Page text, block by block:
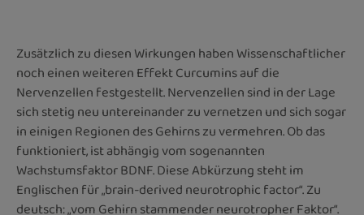
Zusätzlich zu diesen Wirkungen haben Wissenschaftlicher
noch einen weiteren Effekt Curcumins auf die
Nervenzellen festgestellt. Nervenzellen sind in der Lage
sich stetig neu untereinander zu vernetzen und sich sogar
in einigen Regionen des Gehirns zu vermehren. Ob das
funktioniert, ist abhängig vom sogenannten
Wachstumsfaktor BDNF. Diese Abkürzung steht im
Englischen für „brain-derived neurotrophic factor“. Zu
deutsch: „vom Gehirn stammender neurotropher Faktor“.